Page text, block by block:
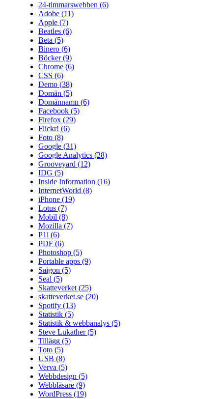
24-timmarswebben (6)
Adobe (11)
Apple (7)
Beatles (6)
Beta (5)
Binero (6)
Böcker(9)
Chrome (6)
CSS (6)
Demo (38)
Domän (5)
Domännamn (6)
Facebook (5)
Firefox (29)
Flickr! (6)
Foto (8)
Google (31)
Google Analytics (28)
Grooveyard (12)
IDG (5)
Inside Information (16)
InternetWorld (8)
iPhone (19)
Lotus (7)
Mobil (8)
Mozilla (7)
P1i (6)
PDF (6)
Photoshop (5)
Portable apps (9)
Saigon (5)
Seal (5)
Skatteverket (25)
skatteverket.se (20)
Spotify (13)
Statistik (5)
Statistik & webbanalys (5)
Steve Lukather(5)
Tillägg (5)
Toto (5)
USB (8)
Verva (5)
Webbdesign (5)
Webbläsare (9)
WordPress (19)